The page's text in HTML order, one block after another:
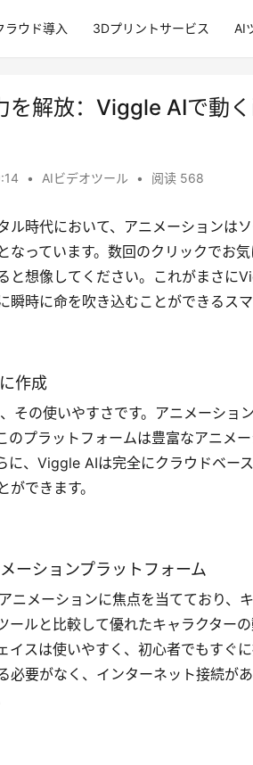
ラウド導入 3Dプリントサービス AI
を解放：Viggle AIで動
• AIビデオツール • 阅读 568
ル時代において、アニメーションは
なっています。数回のクリックでお
と想像してください。これがまさに
瞬時に命を吹き込むことができるス
作成
その使いやすさです。アニメーショ
のプラットフォームは豊富なアニメ
に、Viggle AIは完全にクラウドベー
できます。
ーションプラットフォーム
ニメーションに焦点を当てており、
ールと比較して優れたキャラクター
イスは使いやすく、初心者でもすぐ
必要がなく、インターネット接続が